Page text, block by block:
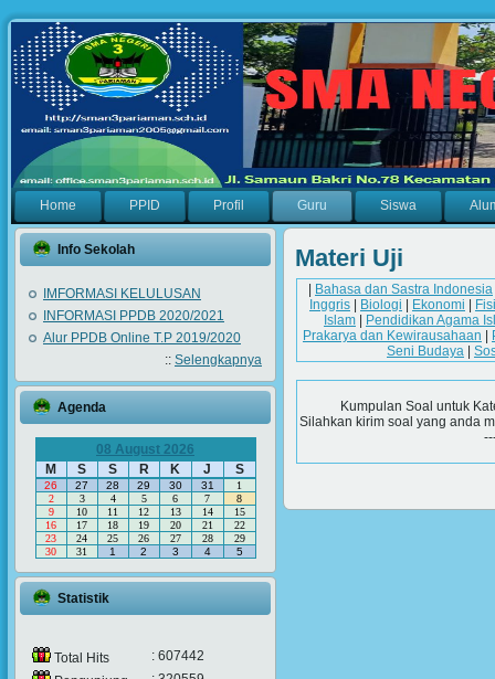
Home PPID Profil Guru Siswa
Info Sekolah
IMFORMASI KELULUSAN
INFORMASI PPDB 2020/2021
Alur PPDB Online T.P 2019/2020
:: Selengkapnya
Agenda
08 August 2026
M
S S R K J S
26 27 28 29 30 31
1
2
3 4 5 6 7
8
9
10 11 12 13 14
15
16
17 18 19 20 21
22
23
24 25 26 27 28
29
30
31 1 2 3 4 5
Statistik
Total Hits
: 607442
Materi Uji
| Bahasa dan Sastra Indonesia
Inggris | Biologi | Ekonomi |
Islam | Pendidikan Agama
Prakarya dan Kewirausahaan |
Seni Budaya |
Kumpulan Soal untuk
Silahkan kirim soal yang anda